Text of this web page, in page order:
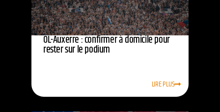
OL-Auxerre : confirmer à domicile pour
rester sur le podium
LIRE PLUS